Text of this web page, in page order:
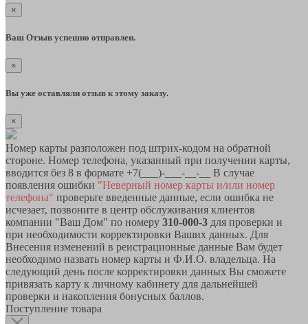
×
Ваш Отзыв успешно отправлен.
×
Вы уже оставляли отзыв к этому заказу.
×
Номер карты разположен под штрих-кодом на обратной
стороне. Номер телефона, указанный при получении карты,
вводится без 8 в формате +7(___)-___-__-__ В случае
появления ошибки "Неверный номер карты и/или номер
телефона" проверьте введенные данные, если ошибка не
исчезает, позвоните в центр обслуживания клиентов
компании "Ваш Дом" по номеру 310-000-3 для проверки и
при необходимости корректировки Ваших данных. Для
Внесения изменений в реистрационные данные Вам будет
необходимо назвать номер карты и Ф.И.О. владельца. На
следующий день после корректировки данных Вы сможете
привязать карту к личному кабинету для дальнейшей
проверки и накопления бонусных баллов.
Поступление товара